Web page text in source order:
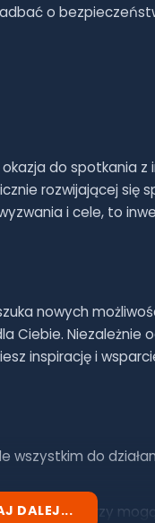
o
do spotkania
rozwijającej się
i cele, to
nowych
Ciebie. Niezależnie
inspirację i
wszystkim do
którzy
DALEJ...